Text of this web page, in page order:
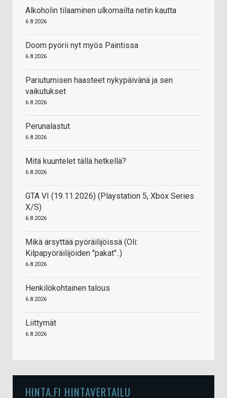
Alkoholin tilaaminen ulkomailta netin kautta
6.8.2026
Doom pyörii nyt myös Paintissa
6.8.2026
Pariutumisen haasteet nykypäivänä ja sen
vaikutukset
6.8.2026
Perunalastut
6.8.2026
Mitä kuuntelet tällä hetkellä?
6.8.2026
GTA VI (19.11.2026) (Playstation 5, Xbox Series
X/S)
6.8.2026
Mikä ärsyttää pyöräilijöissä (Oli:
Kilpapyöräilijöiden "pakat"..)
6.8.2026
Henkilökohtainen talous
6.8.2026
Liittymät
6.8.2026
HINTA.FI HINTAVERTAILU